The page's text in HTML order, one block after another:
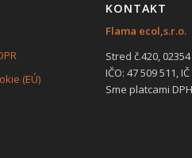
(EÚ)
KONTAKT
Flama ecol,s.r.o.
Stred č.420,
IČO: 47 509 511,
Sme platcami DPH